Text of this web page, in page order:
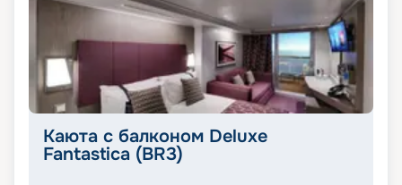
Каюта с балконом Deluxe
Fantastica (BR3)